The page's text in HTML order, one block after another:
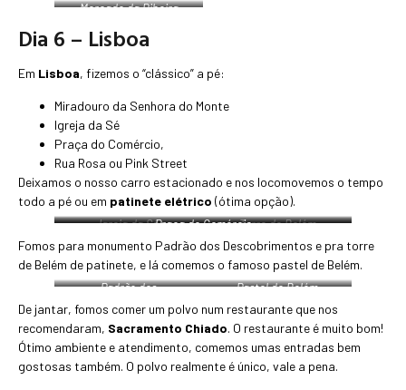
Mercado da Ribeira
Time Out Market
Dia 6 – Lisboa
Em Lisboa, fizemos o “clássico” a pé:
Miradouro da Senhora do Monte
Igreja da Sé
Praça do Comércio,
Rua Rosa ou Pink Street
Deixamos o nosso carro estacionado e nos locomovemos o tempo
todo a pé ou em patinete elétrico (ótima opção).
Igreja da Sé Torre de Belém
Praça do Comércio
Fomos para monumento Padrão dos Descobrimentos e pra torre
de Belém de patinete, e lá comemos o famoso pastel de Belém.
Padrão dos
Descobrimentos
Pastel de Belém
De jantar, fomos comer um polvo num restaurante que nos
recomendaram, Sacramento Chiado. O restaurante é muito bom!
Ótimo ambiente e atendimento, comemos umas entradas bem
gostosas também. O polvo realmente é único, vale a pena.